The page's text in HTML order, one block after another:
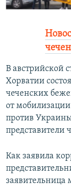
Все сайты
В австрийской
Хорватии
чеченских
от
против
представители
Как заявила
заявительница